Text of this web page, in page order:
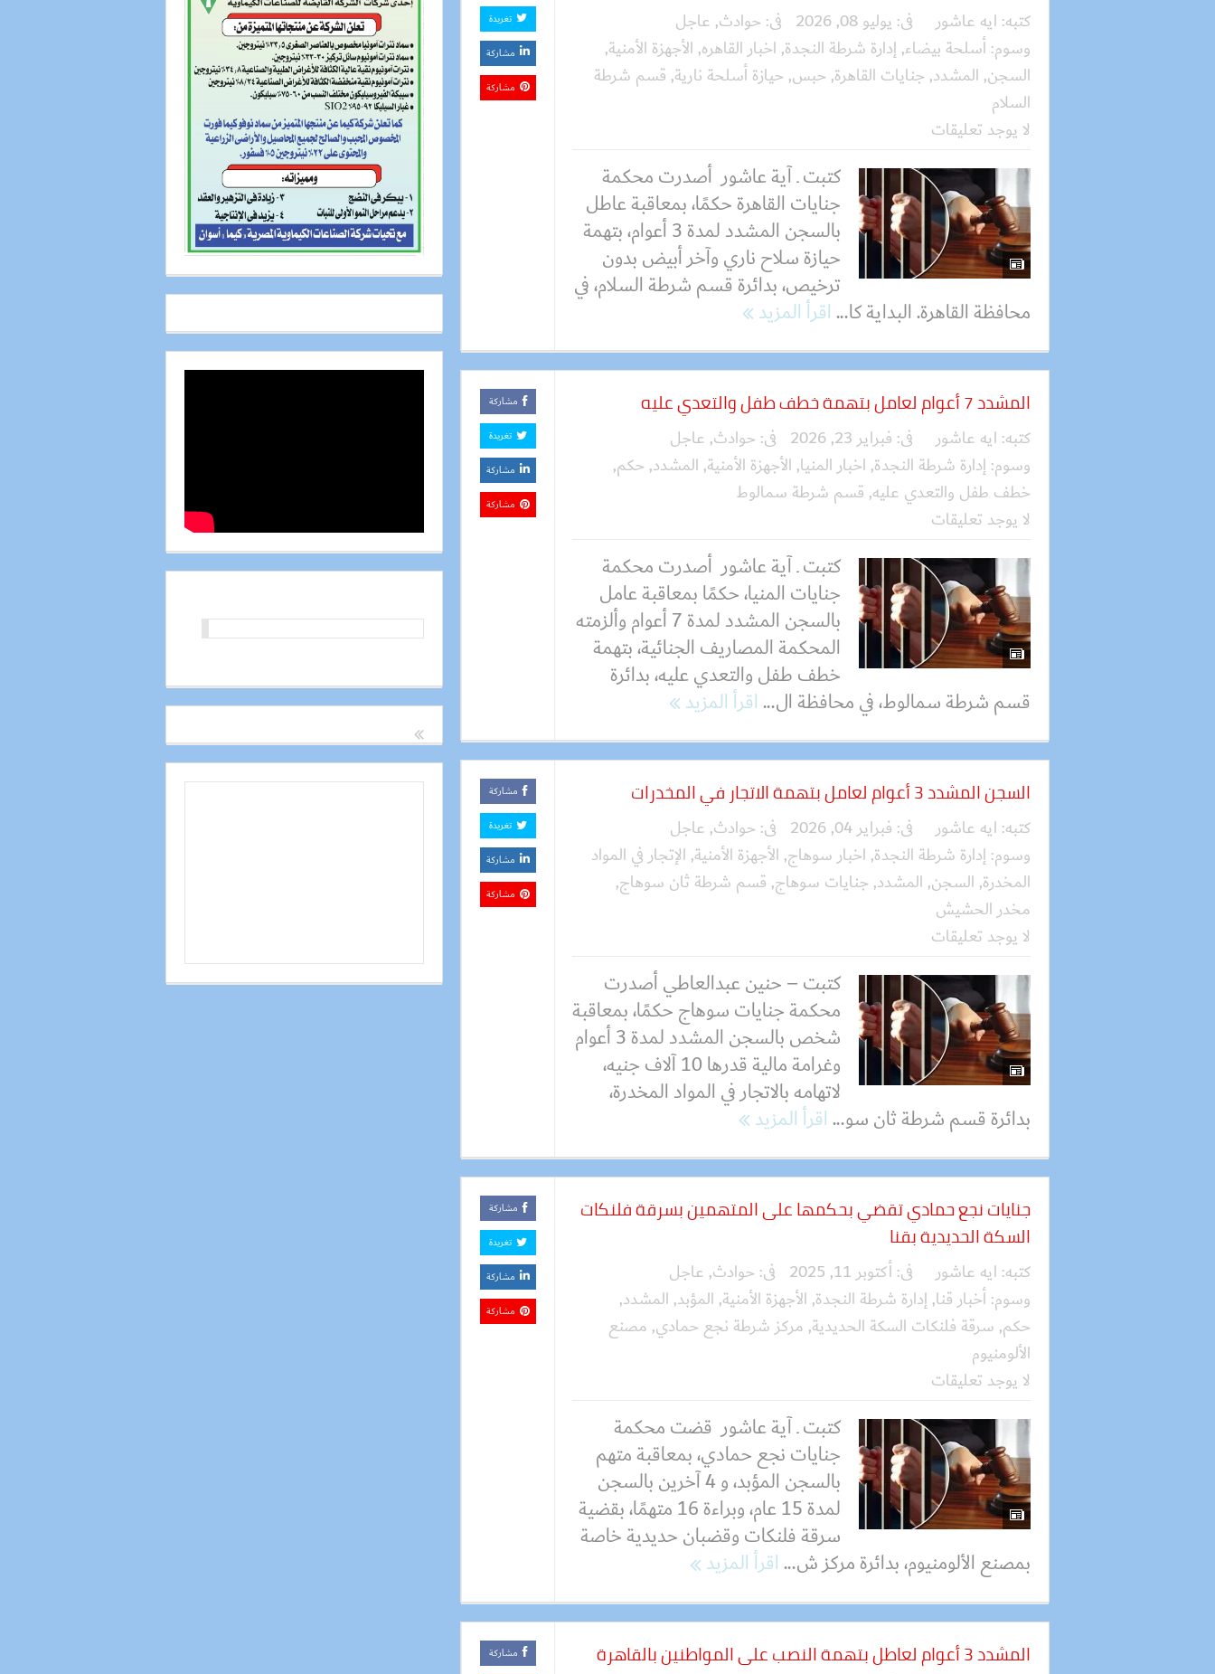
كتبه: ايه عاشور فى: يوليو 08, 2026 فى: حوادث, عاجل
وسوم:أسلحة بيضاء, إدارة شرطة النجدة, اخبار القاهره, الأجهزة الأمنية,
السجن, المشدد, جنايات القاهرة, حبس, حيازة أسلحة نارية, قسم شرطة
السلام
لا يوجد تعليقات
كتبت ـ آية عاشور أصدرت محكمة
جنايات القاهرة حكمًا، بمعاقبة عاطل
بالسجن المشدد لمدة 3 أعوام، بتهمة
حيازة سلاح ناري وآخر أبيض بدون
ترخيص، بدائرة قسم شرطة السلام، في
محافظة القاهرة. البداية كا...اقرأ المزيد
تغريدة
مشاركة
مشاركة
المشدد 7 أعوام لعامل بتهمة خطف طفل والتعدي عليه
كتبه: ايه عاشور فى: فبراير 23, 2026 فى: حوادث, عاجل
وسوم: إدارة شرطة النجدة, اخبار المنيا, الأجهزة الأمنية, المشدد, حكم,
خطف طفل والتعدي عليه, قسم شرطة سمالوط
لا يوجد تعليقات
كتبت ـ آية عاشور أصدرت محكمة
جنايات المنيا، حكمًا بمعاقبة عامل
بالسجن المشدد لمدة 7 أعوام وألزمته
المحكمة المصاريف الجنائية، بتهمة
خطف طفل والتعدي عليه، بدائرة
قسم شرطة سمالوط، في محافظة ال...اقرأ المزيد
مشاركة
تغريدة
مشاركة
مشاركة
السجن المشدد 3 أعوام لعامل بتهمة الاتجار في المخدرات
كتبه: ايه عاشور فى: فبراير 04, 2026 فى: حوادث, عاجل
وسوم: إدارة شرطة النجدة, اخبار سوهاج, الأجهزة الأمنية, الإتجار في المواد
المخدرة, السجن, المشدد, جنايات سوهاج, قسم شرطة ثان سوهاج,
مخدر الحشيش
لا يوجد تعليقات
كتبت – حنين عبدالعاطي أصدرت
محكمة جنايات سوهاج حكمًا، بمعاقبة
شخص بالسجن المشدد لمدة 3 أعوام
وغرامة مالية قدرها 10 آلاف جنيه،
لاتهامه بالاتجار في المواد المخدرة،
بدائرة قسم شرطة ثان سو...اقرأ المزيد
مشاركة
تغريدة
مشاركة
مشاركة
جنايات نجع حمادي تقضي بحكمها على المتهمين بسرقة فلنكات
السكة الحديدية بقنا
كتبه: ايه عاشور فى:أكتوبر 11, 2025 فى: حوادث, عاجل
وسوم:أخبار قنا,إدارة شرطة النجدة, الأجهزة الأمنية, المؤبد, المشدد,
حكم, سرقة فلنكات السكة الحديدية, مركز شرطة نجع حمادي, مصنع
الألومنيوم
لا يوجد تعليقات
كتبت ـ آية عاشور قضت محكمة
جنايات نجع حمادي، بمعاقبة متهم
بالسجن المؤبد، و 4 آخرين بالسجن
لمدة 15 عام، وبراءة 16 متهمًا، بقضية
سرقة فلنكات وقضبان حديدية خاصة
بمصنع الألومنيوم، بدائرة مركز ش...اقرأ المزيد
مشاركة
تغريدة
مشاركة
مشاركة
المشدد 3 أعوام لعاطل بتهمة النصب على المواطنين بالقاهرة مشاركة